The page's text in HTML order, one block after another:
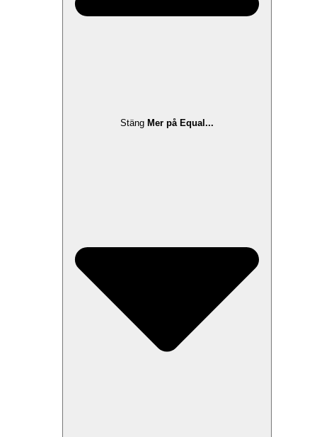
Stäng Mer på Equal...